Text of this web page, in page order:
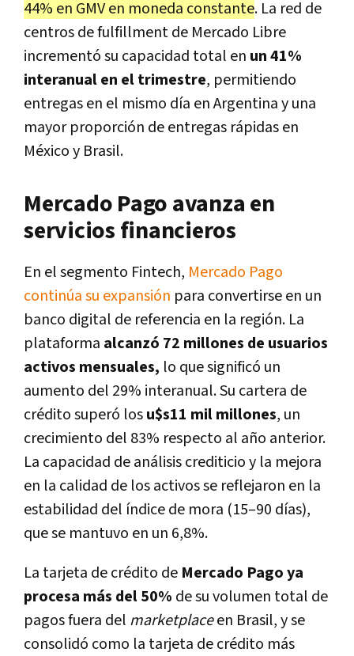
44% en GMV en moneda constante. La red de
centros defulfillment de Mercado Libre
incrementó su capacidad total en un 41%
interanual en el trimestre, permitiendo
entregas en el mismo día en Argentina y una
mayor proporción de entregas rápidas en
México y Brasil.
Mercado Pago avanza en
servicios financieros
En el segmento Fintech, Mercado Pago
continúa su expansión para convertirse en un
banco digital de referencia en la región. La
plataforma alcanzó 72 millones de usuarios
activos mensuales, lo que significó un
aumento del 29% interanual. Su cartera de
crédito superó losu$s11 mil millones, un
crecimiento del 83% respecto al año anterior.
La capacidad de análisis crediticio y la mejora
en la calidad de los activos se reflejaron en la
estabilidad del índice de mora (15–90 días),
que se mantuvo en un 6,8%.
La tarjeta de crédito de Mercado Pago ya
procesa más del 50% de su volumen total de
pagos fuera del marketplaceen Brasil, y se
consolidó como la tarjeta de crédito más